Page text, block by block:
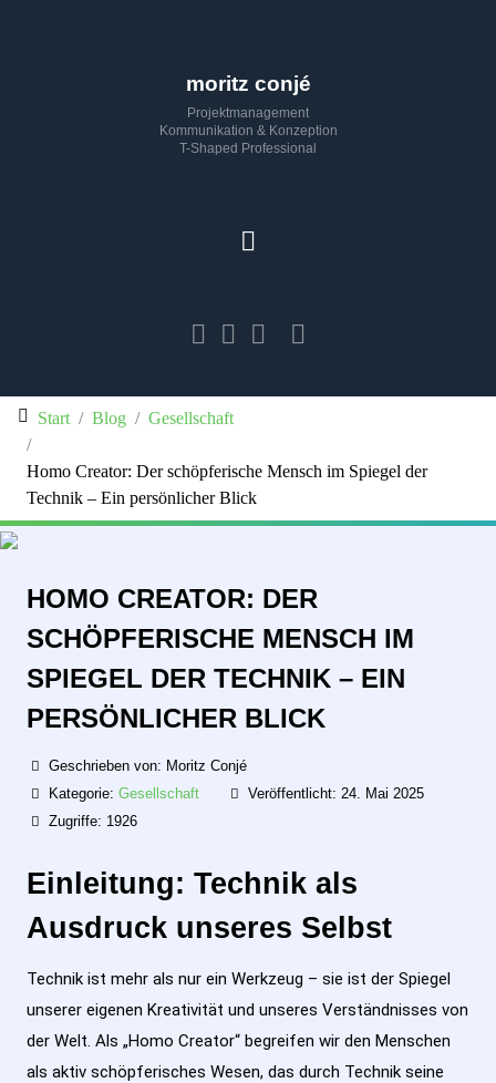
moritz conjé
Projektmanagement
Kommunikation & Konzeption
T-Shaped Professional
Start Blog Gesellschaft
Homo Creator: Der schöpferische Mensch im Spiegel der
Technik – Ein persönlicher Blick
HOMO CREATOR: DER
SCHÖPFERISCHE MENSCH IM
SPIEGEL DER TECHNIK – EIN
PERSÖNLICHER BLICK
Geschrieben von: Moritz Conjé
Kategorie: Gesellschaft
Veröffentlicht: 24. Mai 2025
Zugriffe: 1926
Einleitung: Technik als
Ausdruck unseres Selbst
Technik ist mehr als nur ein Werkzeug – sie ist der Spiegel
unserer eigenen Kreativität und unseres Verständnisses von
der Welt. Als „Homo Creator“ begreifen wir den Menschen
als aktiv schöpferisches Wesen, das durch Technik seine